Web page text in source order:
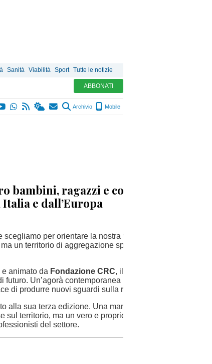
Sanità Viabilità Sport Tutte le notizie
ABBONATI
Archivio Mobile
bambini, ragazzi e comunità. Il Rondò
e dall’Europa
per orientare la nostra vita. Sociologi e
un territorio di aggregazione spontanea dove si creano
animato da Fondazione CRC, il Rondò non è
Un’agorà contemporanea in cui l’educazione
di produrre nuovi sguardi sulla realtà.
alla sua terza edizione. Una manifestazione che
territorio, ma un vero e proprio motore progettuale, un
del settore.